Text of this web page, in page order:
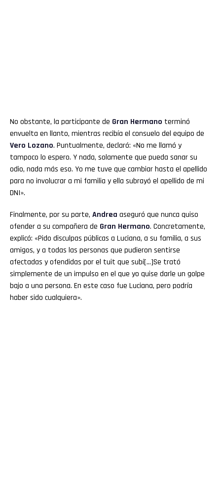
No obstante, la participante de Gran Hermano terminó
envuelta en llanto, mientras recibía el consuelo del equipo de
Vero Lozano. Puntualmente, declaró: «No me llamó y
tampoco lo espero. Y nada, solamente que pueda sanar su
odio, nada más eso. Yo me tuve que cambiar hasta el apellido
para no involucrar a mi familia y ella subrayó el apellido de mi
DNI».
Finalmente, por su parte, Andrea aseguró que nunca quiso
ofender a su compañera de Gran Hermano. Concretamente,
explicó: «Pido disculpas públicas a Luciana, a su familia, a sus
amigos, y a todas las personas que pudieron sentirse
afectadas y ofendidas por el tuit que subí[…]Se trató
simplemente de un impulso en el que yo quise darle un golpe
bajo a una persona. En este caso fue Luciana, pero podría
haber sido cualquiera».